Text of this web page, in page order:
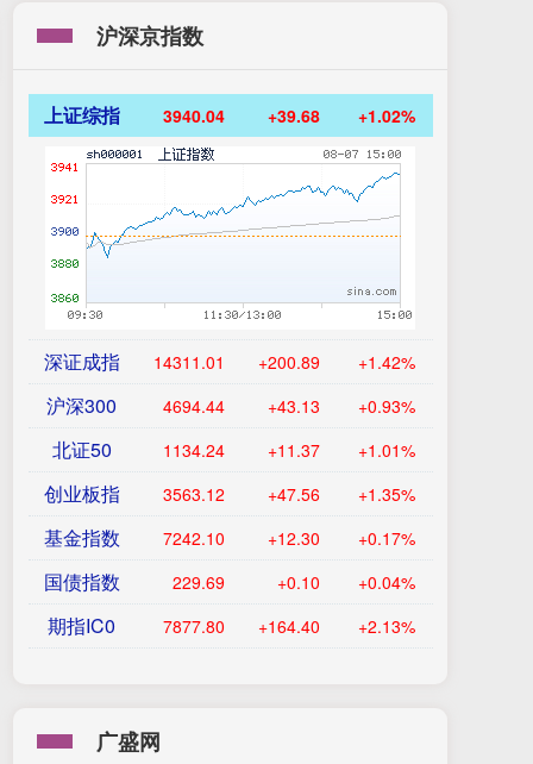
沪深京指数
上证综指 3940.04 +39.68 +1.02%
深证成指 14311.01 +200.89 +1.42%
沪深300 4694.44 +43.13 +0.93%
北证50 1134.24 +11.37 +1.01%
创业板指 3563.12 +47.56 +1.35%
基金指数 7242.10 +12.30 +0.17%
国债指数 229.69 +0.10 +0.04%
期指IC0 7877.80 +164.40 +2.13%
广盛网